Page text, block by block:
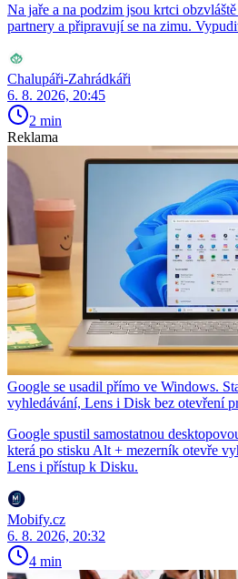
Na jaře a na podzim jsou krtci
partnery a připravují se na zimu.
Chalupáři-Zahrádkáři
6. 8. 2026, 20:45
2 min
Reklama
Google se usadil přímo ve Windows.
vyhledávání, Lens i Disk bez otevření
Google spustil samostatnou
která po stisku Alt + mezerník otevře
Lens i přístup k Disku.
Mobify.cz
6. 8. 2026, 20:32
4 min